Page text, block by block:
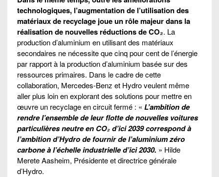
technologiques, l’augmentation de l’utilisation des
matériaux de recyclage joue un rôle majeur dans la
réalisation de nouvelles réductions de CO₂. La
production d’aluminium en utilisant des matériaux
secondaires ne nécessite que cinq pour cent de l’énergie
par rapport à la production d’aluminium basée sur des
ressources primaires. Dans le cadre de cette
collaboration, Mercedes-Benz et Hydro veulent même
aller plus loin en explorant des solutions pour mettre en
œuvre un recyclage en circuit fermé : « L’ambition de
rendre l’ensemble de leur flotte de nouvelles voitures
particulières neutre en CO₂ d’ici 2039 correspond à
l’ambition d’Hydro de fournir de l’aluminium zéro
carbone à l’échelle industrielle d’ici 2030. » Hilde
Merete Aasheim, Présidente et directrice générale
d’Hydro.